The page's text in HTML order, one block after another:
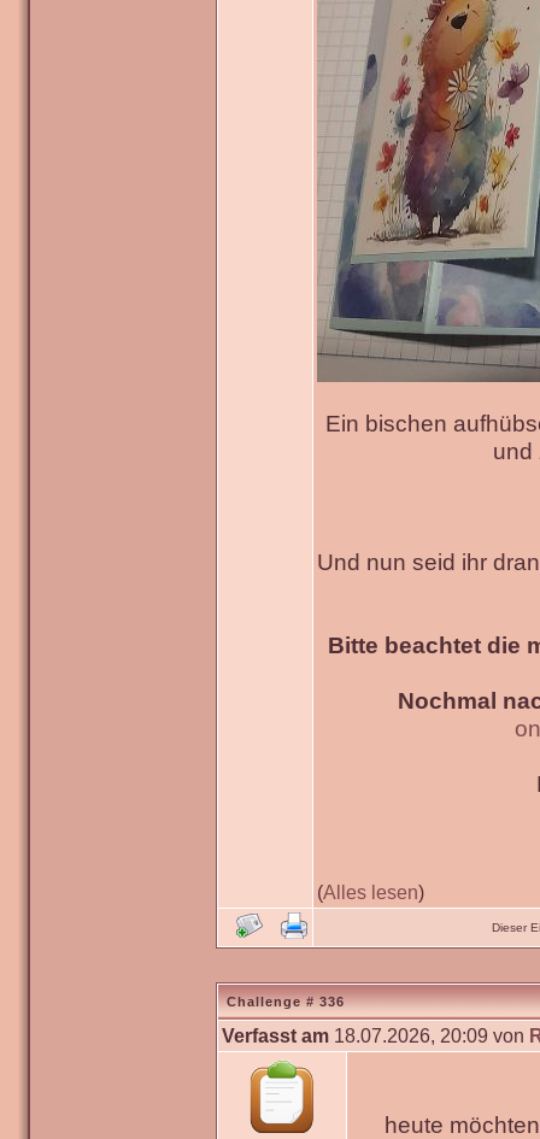
Ein bischen
und
Und nun seid ihr
Bitte beachtet die
Nochmal
(Alles lesen)
Dieser
Challenge # 336
Verfasst am 18.07.2026, 20:09 von
heute